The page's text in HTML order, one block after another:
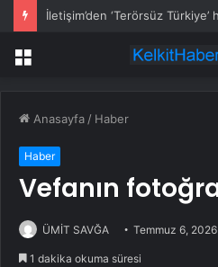
İletişim’den ‘Terörsüz Türkiye’
Menü
Anasayfa / Haber
Haber
Vefanın
ÜMİT SAVĞA Temmuz 6, 2026
1 dakika okuma süresi